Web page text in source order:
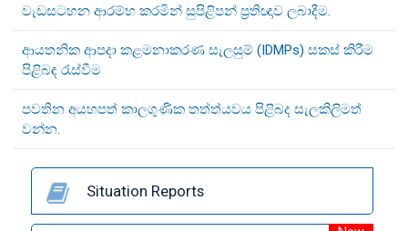
වැඩසටහන ආරම්භ කරමින් සුපිළිපන් ප්‍රතිඥාව ලබාදීම.
ආයතනික ආපදා කළමනාකරණ සැලසුම් (IDMPs) සකස් කිරීම
පිළිබඳ රැස්වීම
පවතින අයහපත් කාලගුණික තත්ත්යවය පිළිබද සැලකිලිමත්
වන්න.
Situation Reports